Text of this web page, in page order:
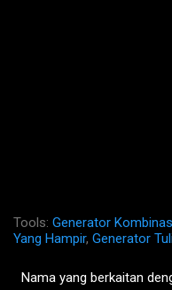
Tools: Generator
Yang Hampir, Generator
Nama yang berkaitan